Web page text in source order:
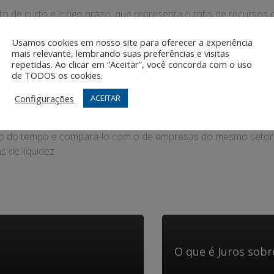
de curto e longo prazo, que representa o total de recursos
de Endividamento
para gestores, investidores e analistas financeiros,
de forma saudável. Além disso, ele auxilia na tomada de
tempo e compará-lo com o de empresas do mesmo
de liquidez.
O que é Juros
Usamos cookies em nosso site para oferecer a experiência
mais relevante, lembrando suas preferências e visitas
repetidas. Ao clicar em “Aceitar”, você concorda com o uso
de TODOS os cookies.
Configurações
ACEITAR